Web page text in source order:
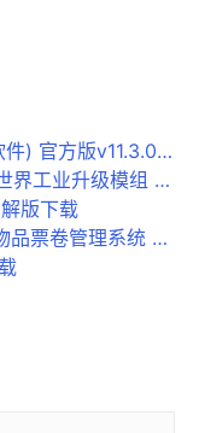
方版v11.3.0下载
级模组 v1.4.0.2下载
版下载
系统 免费版v6.5下载